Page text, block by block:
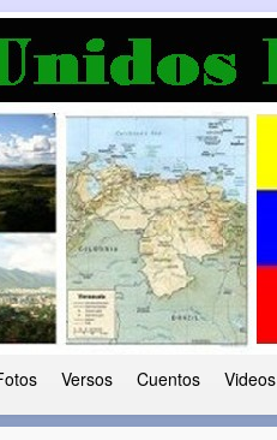
Democracia
le ha caido a esta tierra
Versos Cuentos Videos